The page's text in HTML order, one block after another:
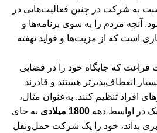
به شرکت در چنین فعالیت‌هایی در
آنچه مردم را به سوی برنامه‌ها و
است که از مزیت‌ها و فواید نهفته
که جایگاه خود را در فضایی
انعطاف‌پذیرتر هستند و قادرند
افراد تنظیم کنند. به‌عنوان مثال،
در اواسط دهه 1800 میلادی
به جای
بداند، خود را یک شرکت حمل‌ونقل